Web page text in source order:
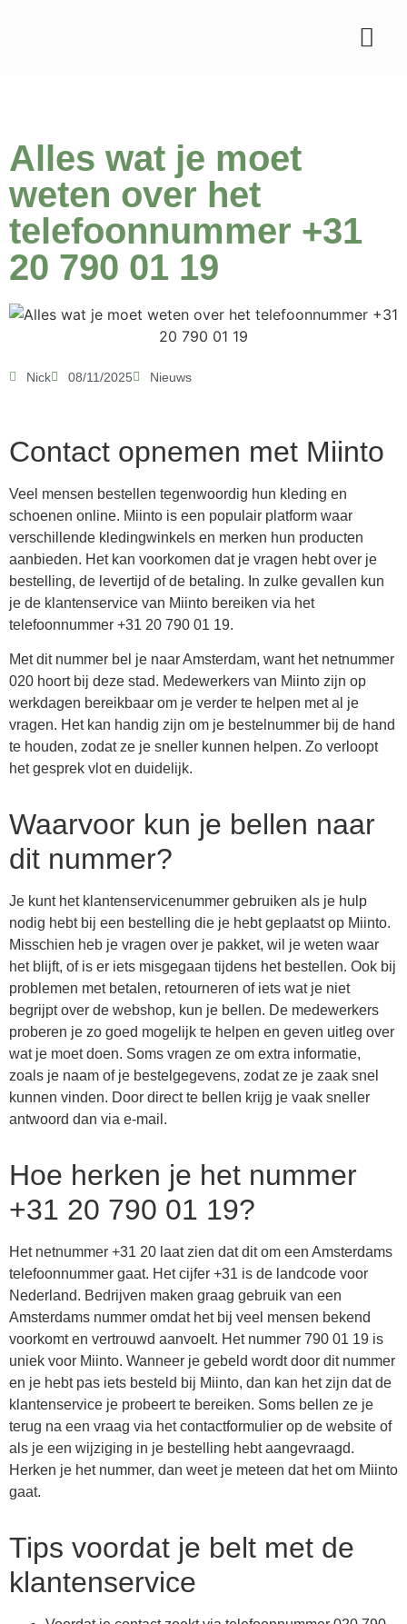
Alles wat je moet
weten over het
telefoonnummer +31
20 790 01 19
Nick 08/11/2025 Nieuws
Contact opnemen met Miinto
Veel mensen bestellen tegenwoordig hun kleding en
schoenen online. Miinto is een populair platform waar
verschillende kledingwinkels en merken hun producten
aanbieden. Het kan voorkomen dat je vragen hebt over je
bestelling, de levertijd of de betaling. In zulke gevallen kun
je de klantenservice van Miinto bereiken via het
telefoonnummer +31 20 790 01 19.
Met dit nummer bel je naar Amsterdam, want het netnummer
020 hoort bij deze stad. Medewerkers van Miinto zijn op
werkdagen bereikbaar om je verder te helpen met al je
vragen. Het kan handig zijn om je bestelnummer bij de hand
te houden, zodat ze je sneller kunnen helpen. Zo verloopt
het gesprek vlot en duidelijk.
Waarvoor kun je bellen naar
dit nummer?
Je kunt het klantenservicenummer gebruiken als je hulp
nodig hebt bij een bestelling die je hebt geplaatst op Miinto.
Misschien heb je vragen over je pakket, wil je weten waar
het blijft, of is er iets misgegaan tijdens het bestellen. Ook bij
problemen met betalen, retourneren of iets wat je niet
begrijpt over de webshop, kun je bellen. De medewerkers
proberen je zo goed mogelijk te helpen en geven uitleg over
wat je moet doen. Soms vragen ze om extra informatie,
zoals je naam of je bestelgegevens, zodat ze je zaak snel
kunnen vinden. Door direct te bellen krijg je vaak sneller
antwoord dan via e-mail.
Hoe herken je het nummer
+31 20 790 01 19?
Het netnummer +31 20 laat zien dat dit om een Amsterdams
telefoonnummer gaat. Het cijfer +31 is de landcode voor
Nederland. Bedrijven maken graag gebruik van een
Amsterdams nummer omdat het bij veel mensen bekend
voorkomt en vertrouwd aanvoelt. Het nummer 790 01 19 is
uniek voor Miinto. Wanneer je gebeld wordt door dit nummer
en je hebt pas iets besteld bij Miinto, dan kan het zijn dat de
klantenservice je probeert te bereiken. Soms bellen ze je
terug na een vraag via het contactformulier op de website of
als je een wijziging in je bestelling hebt aangevraagd.
Herken je het nummer, dan weet je meteen dat het om Miinto
gaat.
Tips voordat je belt met de
klantenservice